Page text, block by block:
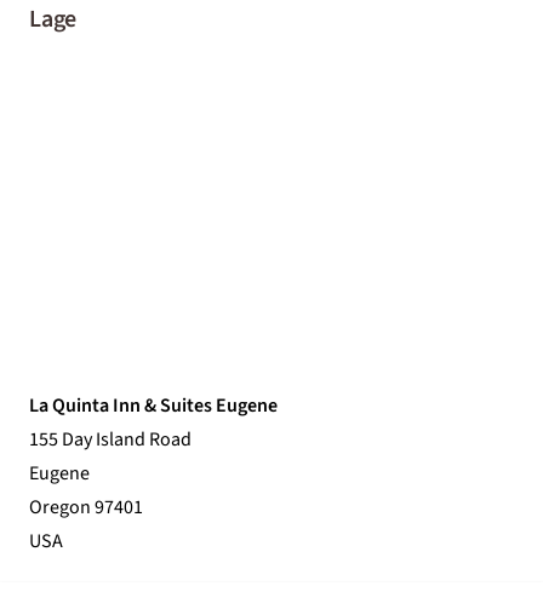
Lage
La Quinta Inn & Suites Eugene
155 Day Island Road
Eugene
Oregon 97401
USA